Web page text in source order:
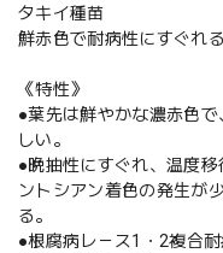
タキイ種苗
鮮赤色で耐病性にすぐれ
《特性》
●葉先は鮮やかな濃赤色
しい。
●晩抽性にすぐれ、温度
ントシアン着色の発生が
る。
●根腐病レ－ス1・2複合